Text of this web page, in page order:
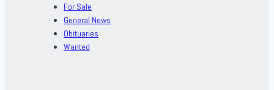
For Sale
General News
Obituaries
Wanted